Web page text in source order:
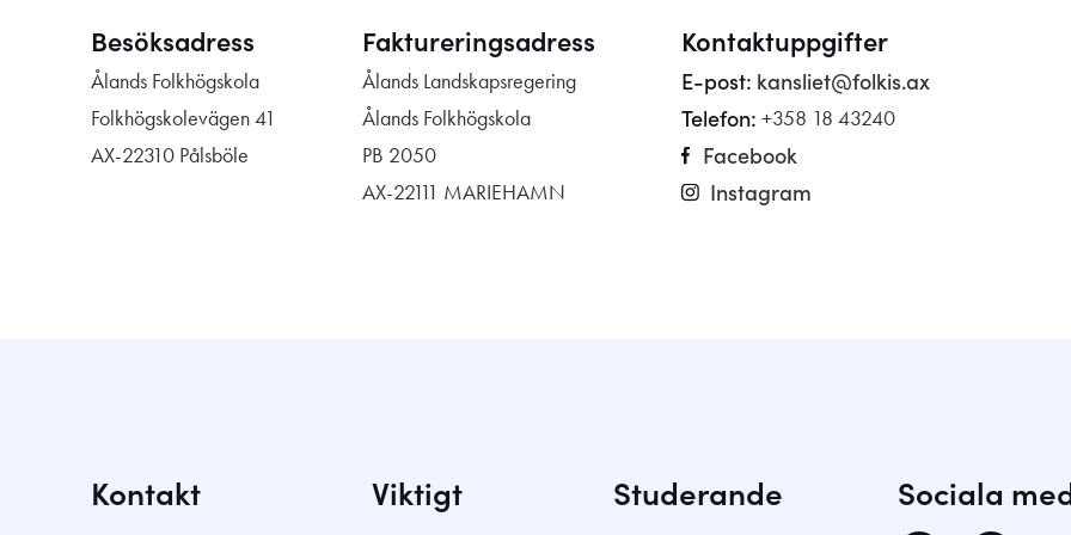
Besöksadress
Ålands Folkhögskola
Folkhögskolevägen 41
AX-22310 Pålsböle
Faktureringsadress
Ålands Landskapsregering
Ålands Folkhögskola
PB 2050
AX-22111 MARIEHAMN
Kontaktuppgifter
E-post: kansliet@folkis.ax
Telefon: +358 18 43240
Facebook
Instagram
Kontakt Viktigt Studerande Sociala